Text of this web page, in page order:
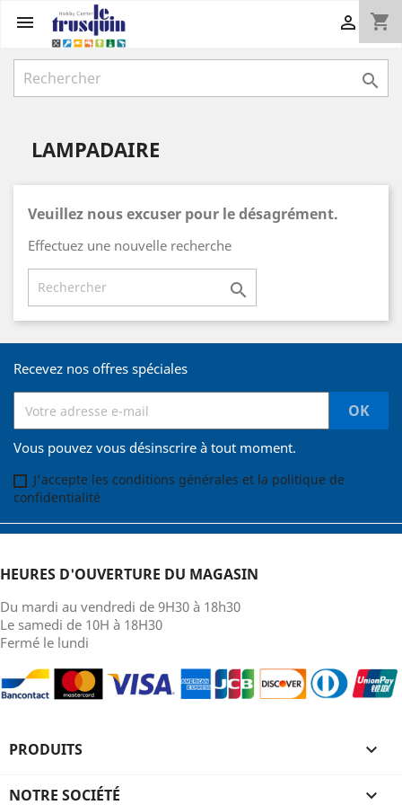
 shopping_cart


LAMPADAIRE
Veuillez nous excuser pour le désagrément.
Effectuez une nouvelle recherche

Recevez nos offres spéciales
Vous pouvez vous désinscrire à tout moment.
J'accepte les conditions générales et la politique de
confidentialité
HEURES D'OUVERTURE DU MAGASIN
Du mardi au vendredi de 9H30 à 18h30
Le samedi de 10H à 18H30
Fermé le lundi
PRODUITS 
NOTRE SOCIÉTÉ 